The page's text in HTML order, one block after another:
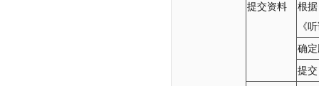
提交资料
根
《
确
提